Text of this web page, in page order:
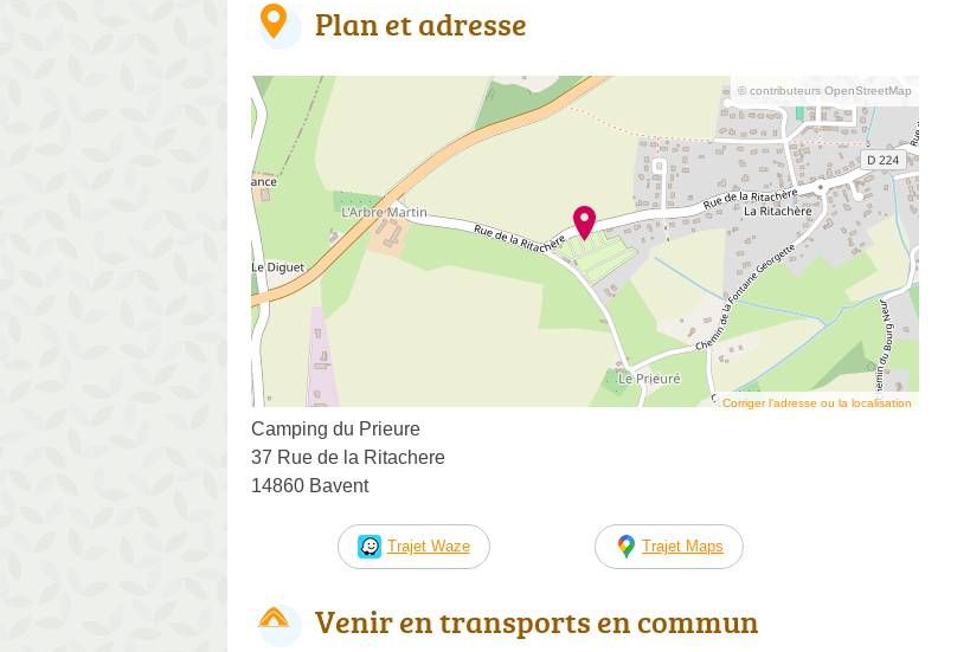
Plan et adresse
© contributeurs OpenStreetMap
Corriger l’adresse ou la localisation
Camping du Prieure
37 Rue de la Ritachere
14860 Bavent
Trajet Waze Trajet Maps
Venir en transports en commun